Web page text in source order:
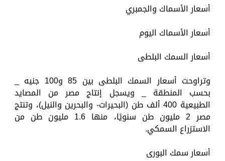
أسعار الأسماك والجمبري
أسعار الأسماك اليوم
أسعار السمك البلطى
وتراوحت أسعار السمك البلطى بين 85 و100 جنيه _
بحسب المنطقة _ ويسجل إنتاج مصر من المصايد
الطبيعية 400 ألف طن (البحيرات- والبحرين والنيل)، وتنتج
مصر 2 مليون طن سنويًا، منها 1.6 مليون طن من
الاستزراع السمكي.
أسعار سمك البورى